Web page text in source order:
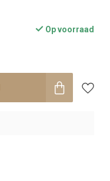
Op voorraad